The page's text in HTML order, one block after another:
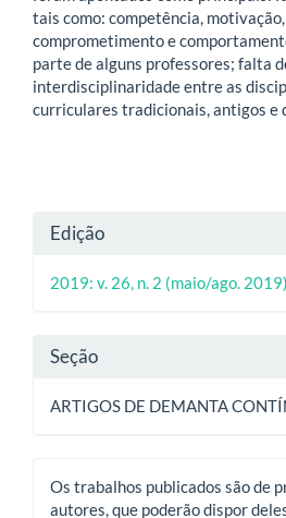
tais como: competência,
comprometimento e
parte de alguns professores; falta
interdisciplinaridade entre as
curriculares tradicionais, antigos e
Detalhes
do
Edição
2019: v. 26, n. 2 (maio/ago. 2019)
Seção
ARTIGOS DE DEMANTA
Os trabalhos publicados são de
autores, que poderão dispor